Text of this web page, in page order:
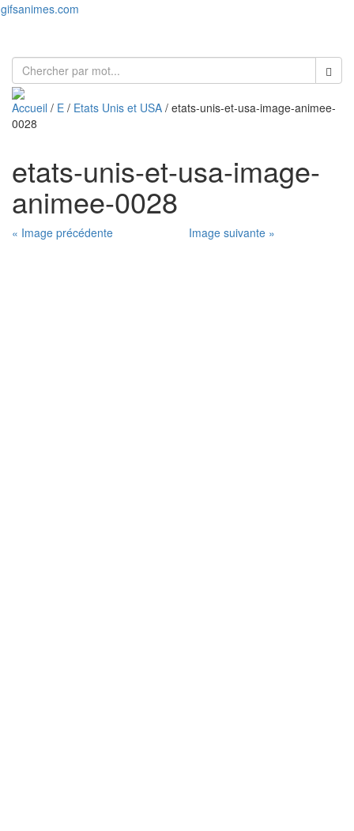
gifsanimes.com
Accueil / E / Etats Unis et USA / etats-unis-et-usa-image-animee-
0028
etats-unis-et-usa-image-
animee-0028
« Image précédente Image suivante »